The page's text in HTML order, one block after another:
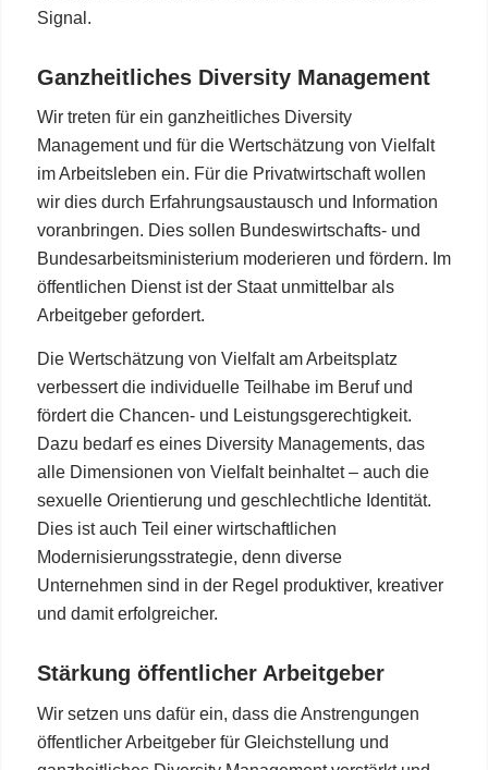
Signal.
Ganzheitliches Diversity Management
Wir treten für ein ganzheitliches Diversity
Management und für die Wertschätzung von Vielfalt
im Arbeitsleben ein. Für die Privatwirtschaft wollen
wir dies durch Erfahrungsaustausch und Information
voranbringen. Dies sollen Bundeswirtschafts- und
Bundesarbeitsministerium moderieren und fördern. Im
öffentlichen Dienst ist der Staat unmittelbar als
Arbeitgeber gefordert.
Die Wertschätzung von Vielfalt am Arbeitsplatz
verbessert die individuelle Teilhabe im Beruf und
fördert die Chancen- und Leistungsgerechtigkeit.
Dazu bedarf es eines Diversity Managements, das
alle Dimensionen von Vielfalt beinhaltet – auch die
sexuelle Orientierung und geschlechtliche Identität.
Dies ist auch Teil einer wirtschaftlichen
Modernisierungsstrategie, denn diverse
Unternehmen sind in der Regel produktiver, kreativer
und damit erfolgreicher.
Stärkung öffentlicher Arbeitgeber
Wir setzen uns dafür ein, dass die Anstrengungen
öffentlicher Arbeitgeber für Gleichstellung und